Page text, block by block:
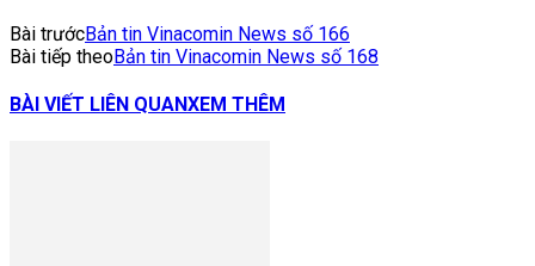
Bài trướcBản tin Vinacomin News số 166
Bài tiếp theoBản tin Vinacomin News số 168
BÀI VIẾT LIÊN QUANXEM THÊM